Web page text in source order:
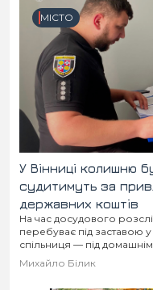
Життя
Відео
Конфлікти
Партнери
Спорт
Історія
Спорт
Футбол
Контакти
МІСТО
У Вінниці колишню
судитимуть за
державних коштів
На час досудового
перебуває під заставою у
спільниця — під
Михайло Білик